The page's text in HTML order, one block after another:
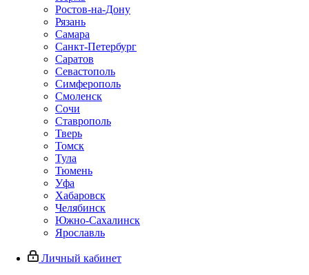
Ростов-на-Дону
Рязань
Самара
Санкт-Петербург
Саратов
Севастополь
Симферополь
Смоленск
Сочи
Ставрополь
Тверь
Томск
Тула
Тюмень
Уфа
Хабаровск
Челябинск
Южно-Сахалинск
Ярославль
Личный кабинет